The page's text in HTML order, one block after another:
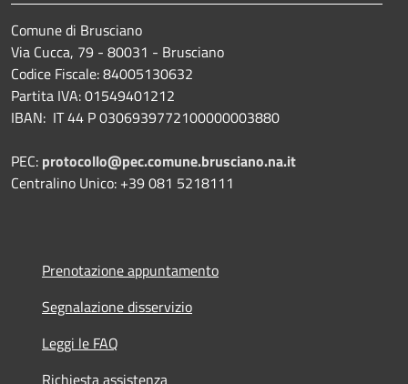
Comune di Brusciano
Via Cucca, 79 - 80031 - Brusciano
Codice Fiscale: 84005130632
Partita IVA: 01549401212
IBAN: IT 44 P 0306939772100000003880
PEC: protocollo@pec.comune.brusciano.na.it
Centralino Unico: +39 081 5218111
Prenotazione appuntamento
Segnalazione disservizio
Leggi le FAQ
Richiesta assistenza